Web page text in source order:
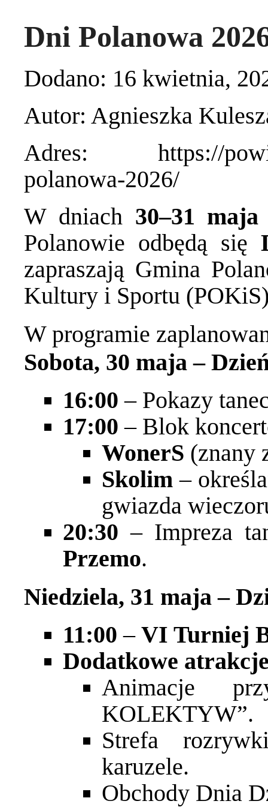
Dni Polanowa
Dodano: 16 kwietnia,
Autor: Agnieszka
Adres: https://
polanowa-2026/
W dniach 30–31 maja
Polanowie odbędą się
zapraszają Gmina
Kultury i Sportu
W programie
Sobota, 30 maja –
16:00 – Pokazy
17:00 – Blok
WonerS (znany
Skolim –
gwiazda
20:30 – Impreza
Przemo.
Niedziela, 31 maja –
11:00 – VI Turniej
Dodatkowe
Animacje
KOLEKTYW”.
Strefa
karuzele.
Obchody Dnia